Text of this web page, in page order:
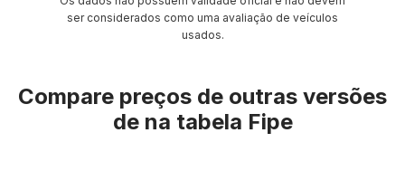
ser considerados como uma avaliação de veículos
usados.
Compare preços de outras versões
de na tabela Fipe